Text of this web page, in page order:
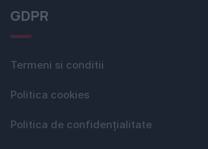
GDPR
Termeni si conditii
Politica cookies
Politica de confidențialitate